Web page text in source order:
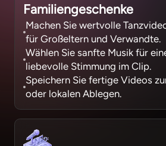
Familiengeschenke
Machen Sie wertvolle
für Großeltern und Verwandte.
Wählen Sie sanfte Musik für
liebevolle Stimmung im Clip.
Speichern Sie fertige Videos
oder lokalen Ablegen.